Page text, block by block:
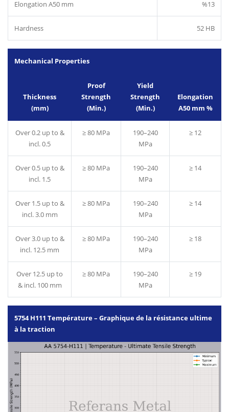
Elongation A50 mm %13
Hardness 52 HB
Mechanical Properties
Thickness
(mm)
Proof
Strength
(Min.)
Yield
Strength
(Min.)
Elongation
A50 mm %
Over 0.2 up to &
incl. 0.5
≥ 80 MPa
190–240
MPa
≥ 12
Over 0.5 up to &
incl. 1.5
≥ 80 MPa
190–240
MPa
≥ 14
Over 1.5 up to &
incl. 3.0 mm
≥ 80 MPa
190–240
MPa
≥ 14
Over 3.0 up to &
incl. 12.5 mm
≥ 80 MPa
190–240
MPa
≥ 18
Over 12.5 up to
& incl. 100 mm
≥ 80 MPa
190–240
MPa
≥ 19
5754 H111 Température – Graphique de la résistance ultime
à la traction